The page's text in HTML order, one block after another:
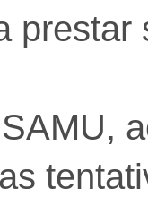
prestar